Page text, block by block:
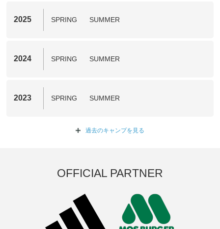
2025 SPRING SUMMER
2024 SPRING SUMMER
2023 SPRING SUMMER
過去のキャンプを 見る
OFFICIAL PARTNER